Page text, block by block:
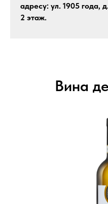
адресу: ул. 1905 года,
2 этаж.
Вина